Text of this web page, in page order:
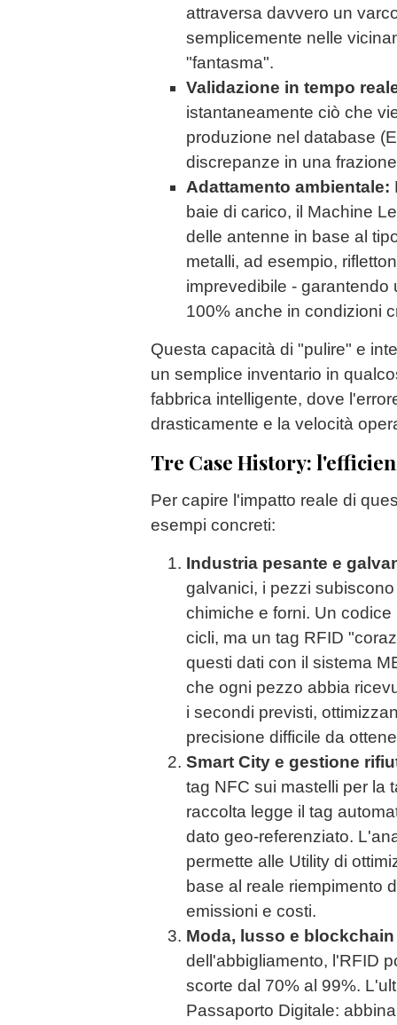
attraversa davvero un
semplicemente nelle
"fantasma".
Validazione in tempo
istantaneamente ciò che
produzione nel database
discrepanze in una
Adattamento ambientale:
baie di carico, il Machine
delle antenne in base al
metalli, ad esempio,
imprevedibile -
100% anche in condizioni
Questa capacità di "pulire" e
un semplice inventario in
fabbrica intelligente, dove
drasticamente e la velocità
Tre Case History:
Per capire l'impatto reale di
esempi concreti:
Industria pesante e
galvanici, i pezzi
chimiche e forni. Un
cicli, ma un tag RFID
questi dati con il sistema
che ogni pezzo abbia
i secondi previsti,
precisione difficile da
Smart City e gestione
tag NFC sui mastelli per la
raccolta legge il tag
dato geo-referenziato.
permette alle Utility di
base al reale riempimento
emissioni e costi.
Moda, lusso e blockchain
dell'abbigliamento, l'RFID
scorte dal 70% al 99%.
Passaporto Digitale: